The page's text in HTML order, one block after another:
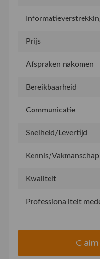
Prijs
Afspraken nakomen
Bereikbaarheid
Communicatie
Snelheid/Levertijd
Kennis/Vakmanschap
Kwaliteit
Professionaliteit